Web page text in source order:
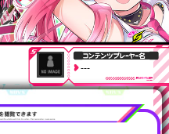
---